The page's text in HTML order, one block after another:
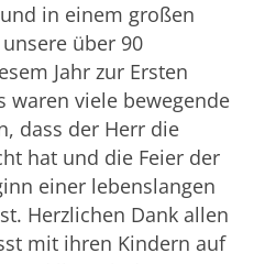
in einem großen
über 90
Jahr zur Ersten
waren viele bewegende
dass der Herr die
hat und die Feier der
einer lebenslangen
Herzlichen Dank allen
mit ihren Kindern auf